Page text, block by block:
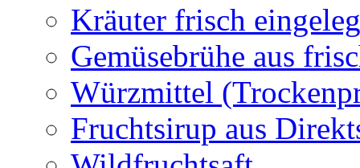
Kräuter frisch
Gemüsebrühe aus
Würzmittel
Fruchtsirup aus